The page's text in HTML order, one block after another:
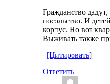
Гражданство дадут,
посольство. И
корпус. Но вот
Выживать также
[Цитировать]
Ответить